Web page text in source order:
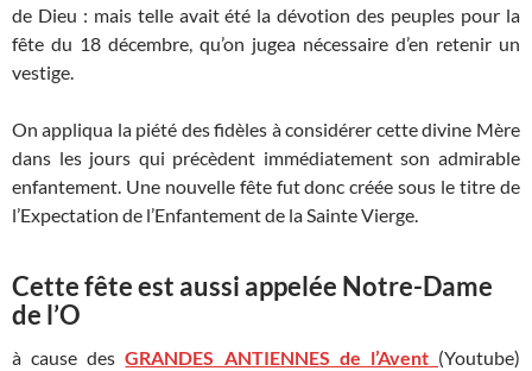
de Dieu : mais telle avait été la dévotion des peuples pour la
fête du 18 décembre, qu’on jugea nécessaire d’en retenir un
vestige.
On appliqua la piété des fidèles à considérer cette divine Mère
dans les jours qui précèdent immédiatement son admirable
enfantement. Une nouvelle fête fut donc créée sous le titre de
l’Expectation de l’Enfantement de la Sainte Vierge.
Cette fête est aussi appelée Notre-Dame
de l’O
à cause desGRANDES ANTIENNES de l’Avent (Youtube)